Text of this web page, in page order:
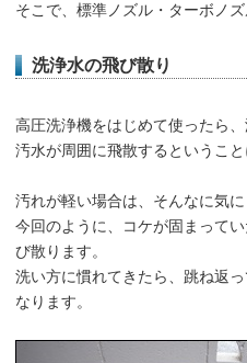
そこで、標準ノズル・ターボノズ
洗浄水の飛び散り
高圧洗浄機をはじめて使ったら
汚水が周囲に飛散するということ
汚れが軽い場合は、そんなに気
今回のように、コケが固まって
び散ります。
洗い方に慣れてきたら、跳ね返
なります。